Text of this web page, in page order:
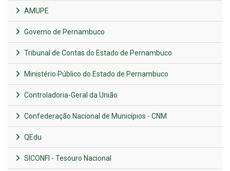
AMUPE
Governo de Pernambuco
Tribunal de Contas do Estado de Pernambuco
Ministério Público do Estado de Pernambuco
Controladoria-Geral da União
Confederação Nacional de Municípios - CNM
QEdu
SICONFI - Tesouro Nacional